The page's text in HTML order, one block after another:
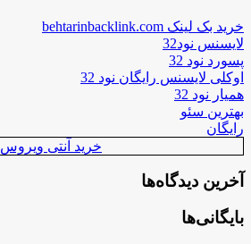
خرید بک لینک behtarinbacklink.com
لایسنس نود32
پسورد نود 32
اوکلی لایسنس رایگان نود 32
همیار نود 32
بهترین سئو
رایگان
خرید آنتی ویروس
آخرین دیدگاه‌ها
بایگانی‌ها